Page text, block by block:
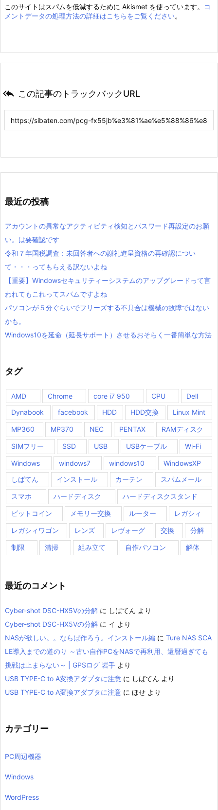
このサイトはスパムを低減するために Akismet を使っています。
コ
メントデータの処理方法の詳細はこちらをご覧ください。
 この記事のトラックバックURL
最近の投稿
アカウントの異常なアクティビティ検知とパスワード再設定のお願
い。は要確認です
令和７年国税調査：未回答者への謝礼進呈資格の再確認につい
て・・・ってもらえる訳ないよね
【重要】Windowsセキュリティーシステムのアップグレードって言
われてもこれってスパムですよね
パソコンが５分ぐらいでフリーズする不具合は機械の故障ではない
かも。
Windows10を延命（延長サポート）させるおそらく一番簡単な方法
タグ
AMD Chrome core i7 950 CPU
Dell
Dynabook
facebook HDD HDD交換 Linux Mint
MP360 MP370 NEC PENTAX RAMディスク
SIMフリー SSD USB USBケーブル Wi-Fi
Windows windows7 windows10
WindowsXP
しばてん
インストール カーテン スパムメール
スマホ ハードディスク ハードディスクスタンド
ビットコイン メモリー交換 ルーター レガシィ
レガシィワゴン レンズ レヴォーグ 交換 分解
制限 清掃 組み立て 自作パソコン 解体
最近のコメント
Cyber-shot DSC-HX5Vの分解 に しばてん より
Cyber-shot DSC-HX5Vの分解 に イ より
NASが欲しい。。ならば作ろう。インストール編 に Ture NAS SCA
LE導入までの道のり ～古い自作PCをNASで再利用、還暦過ぎても
挑戦は止まらない～ | GPSログ 岩手 より
USB TYPE-C to A変換アダプタに注意 に しばてん より
USB TYPE-C to A変換アダプタに注意 に ほせ より
カテゴリー
PC周辺機器
Windows
WordPress